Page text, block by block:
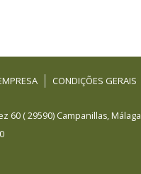
CONDIÇÕES GERAIS
60 (29590) Campanillas, Málaga